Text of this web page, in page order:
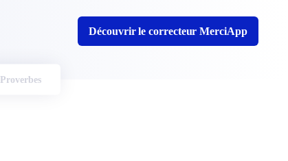
Découvrir le correcteur MerciApp
Proverbes